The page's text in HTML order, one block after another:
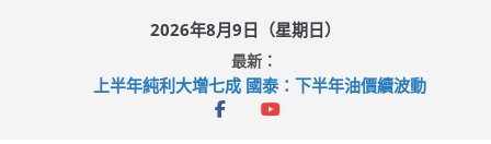
2026年8月9日（星期日）
最新：
上半年純利大增七成 國泰：下半年油價續波動
拜仁熱身賽挫維拉 啟德主場館奪錦標